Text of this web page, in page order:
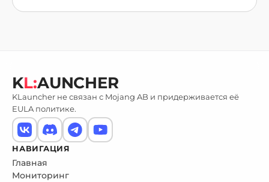
KL:AUNCHER
KLauncher не связан с Mojang AB и придерживается её
EULA политике.
НАВИГАЦИЯ
Главная
Мониторинг